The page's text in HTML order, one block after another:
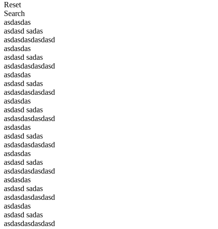
Reset
Search
asdasdas
asdasd sadas
asdasdasdasdasd
asdasdas
asdasd sadas
asdasdasdasdasd
asdasdas
asdasd sadas
asdasdasdasdasd
asdasdas
asdasd sadas
asdasdasdasdasd
asdasdas
asdasd sadas
asdasdasdasdasd
asdasdas
asdasd sadas
asdasdasdasdasd
asdasdas
asdasd sadas
asdasdasdasdasd
asdasdas
asdasd sadas
asdasdasdasdasd